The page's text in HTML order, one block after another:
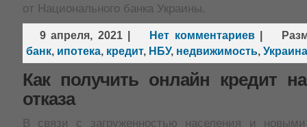
от Национального банка Украины.
9 апреля, 2021| Нет комментариев
банк, ипотека, кредит, НБУ, недвижимость, Украина
Как получить онлайн кредит
отказа
В связи с загруженностью населения и новыми